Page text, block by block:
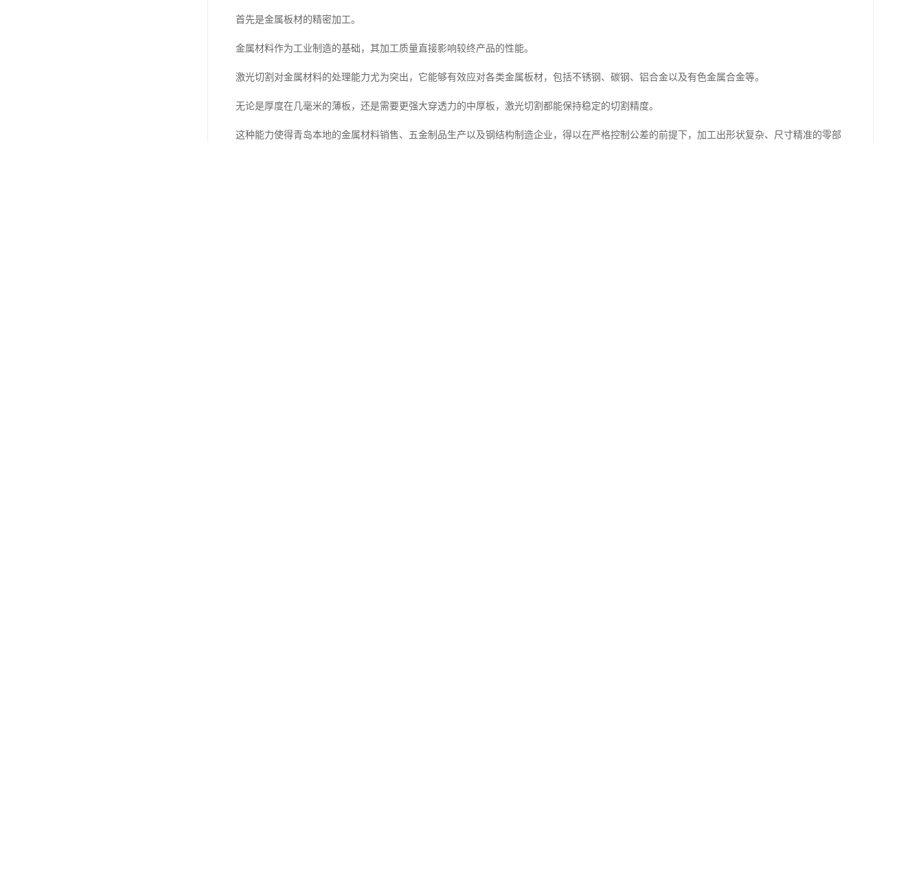
首先是金属板材的精密加工。
金属材料作为工业制造的基础，其加工质量直接影响较终产品的性能。
激光切割对金属材料的处理能力尤为突出，它能够有效应对各类金属板材，包括不锈钢、碳钢、铝合金以及有色金属合金等。
无论是厚度在几毫米的薄板，还是需要更强大穿透力的中厚板，激光切割都能保持稳定的切割精度。
这种能力使得青岛本地的金属材料销售、五金制品生产以及钢结构制造企业，得以在严格控制公差的前提下，加工出形状复杂、尺寸精准的零部